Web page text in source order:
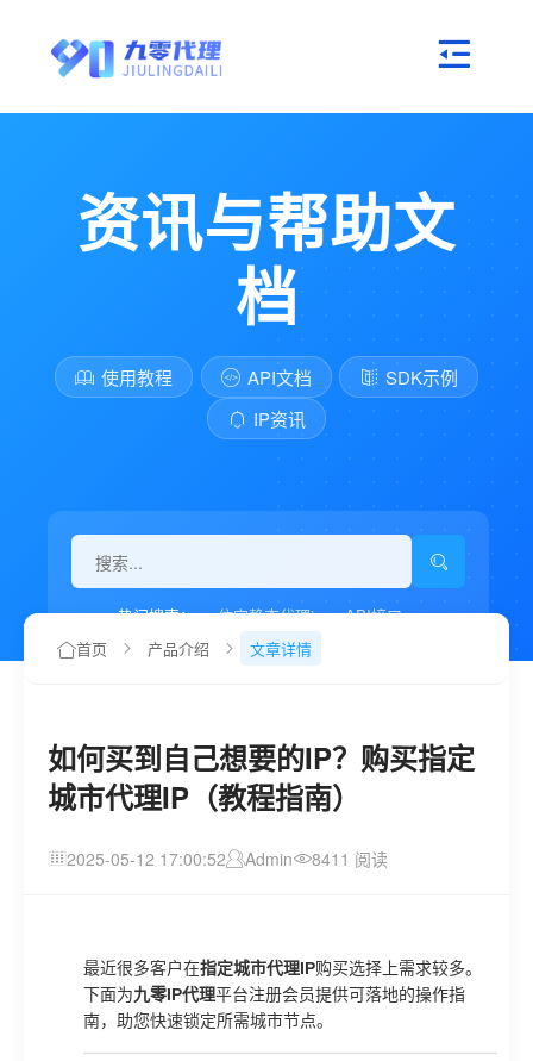
资讯与帮助文
档
使用教程 API文档
SDK示例
IP资讯
热门搜索： 住宅静态代理ip
API接口
代理IP如何设置
首页 产品介绍 文章详情
如何买到自己想要的IP？购买指定
城市代理IP（教程指南）
2025-05-12 17:00:52 Admin 8411 阅读
最近很多客户在指定城市代理IP购买选择上需求较多。
下面为九零IP代理平台注册会员提供可落地的操作指
南，助您快速锁定所需城市节点。